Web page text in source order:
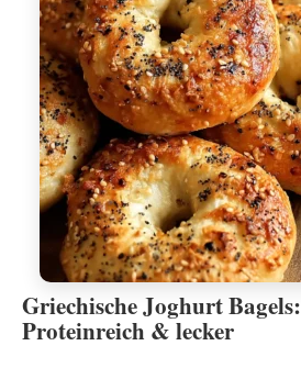
Griechische Joghurt Bagels:
Proteinreich & lecker